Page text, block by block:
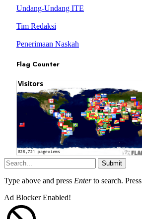
Undang-Undang ITE
Tim Redaksi
Penerimaan Naskah
Flag Counter
Submit
Type above and press Enterto search. Press
Ad Blocker Enabled!